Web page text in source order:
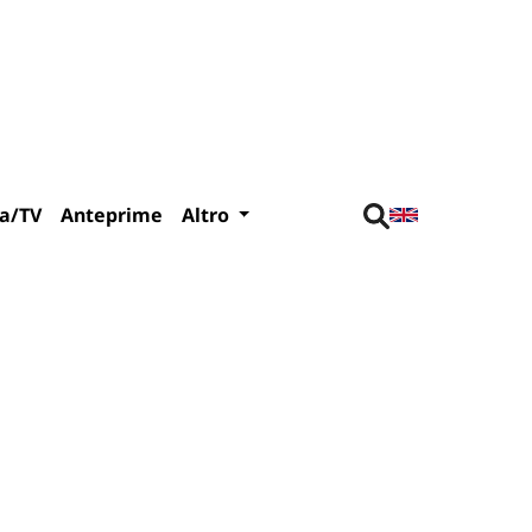
TV Anteprime Altro